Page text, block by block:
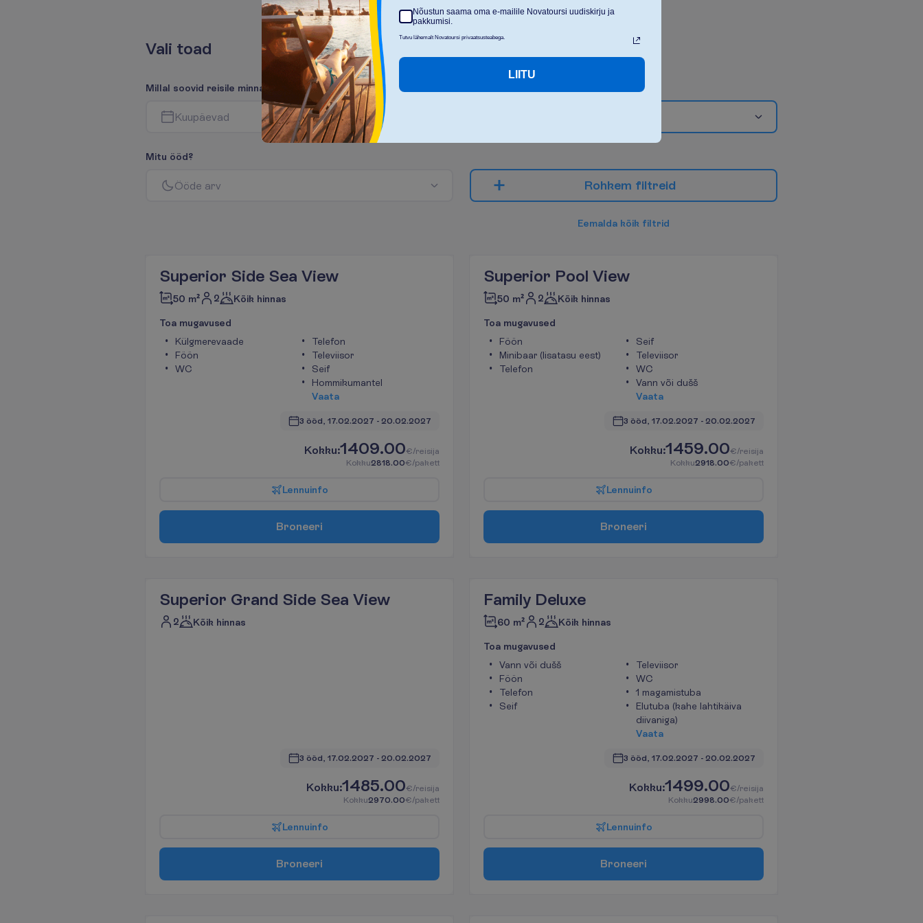
Vali toad
Millal soovid reisile minna
Kuupäevad
Mitu ööd?
Ööde arv Rohkem filtreid
Eemalda kõik filtrid
Superior Side Sea View
50 m² 2 Kõik hinnas
Toa mugavused
Külgmerevaade
Föön
WC
Telefon
Televiisor
Seif
Hommikumantel
Vaata
3 ööd, 17.02.2027 - 20.02.2027
Kokku:1409.00€/reisija
Kokku2818.00€/pakett
Lennuinfo
Broneeri
Superior Pool View
50 m² 2 Kõik hinnas
Toa mugavused
Föön
Minibaar (lisatasu eest)
Telefon
Seif
Televiisor
WC
Vann või dušš
Vaata
3 ööd, 17.02.2027 - 20.02.2027
Kokku:1459.00€/reisija
Kokku2918.00€/pakett
Lennuinfo
Broneeri
Superior Grand Side Sea View
2 Kõik hinnas
3 ööd, 17.02.2027 - 20.02.2027
Kokku:1485.00€/reisija
Kokku2970.00€/pakett
Lennuinfo
Broneeri
Family Deluxe
60 m² 2 Kõik hinnas
Toa mugavused
Vann või dušš
Föön
Telefon
Seif
Televiisor
WC
1 magamistuba
Elutuba (kahe lahtikäiva
diivaniga)
Vaata
3 ööd, 17.02.2027 - 20.02.2027
Kokku:1499.00€/reisija
Kokku2998.00€/pakett
Lennuinfo
Broneeri
Nõustun saama oma e-mailile Novatoursi uudiskirju ja
pakkumisi.
Tutvu lähemalt Novatoursi privaatsusteabega.
LIITU